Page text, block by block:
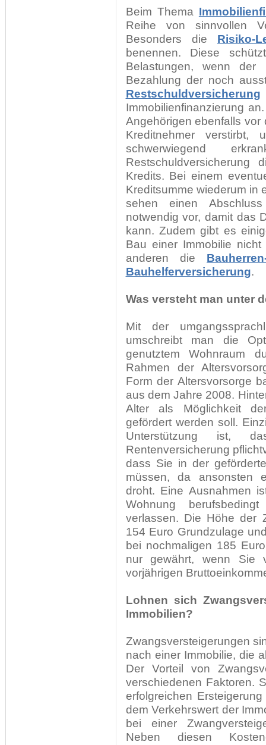
Beim Thema
Reihe von sinnvollen
Besonders die Risiko-
benennen. Diese
Belastungen, wenn
Bezahlung der noch
Restschuldversicherung
Immobilienfinanzierung
Angehörigen ebenfalls
Kreditnehmer verstirbt,
schwerwiegend
Kredits. Bei einem
Kreditsumme wiederum in
sehen einen
notwendig vor, damit das
kann. Zudem gibt es
Bau einer Immobilie
anderen die
Bauhelferversicherung.
Was versteht man unter
Mit der
umschreibt man die
genutztem Wohnraum
Rahmen der
Form der Altersvorsorge
aus dem Jahre 2008.
Alter als Möglichkeit
gefördert werden soll.
Unterstützung ist,
Rentenversicherung
dass Sie in der
müssen, da ansonsten
droht. Eine Ausnahmen
Wohnung
verlassen. Die Höhe der
154 Euro Grundzulage
bei nochmaligen 185
nur gewährt, wenn Sie
vorjährigen
Lohnen sich
Immobilien?
Zwangsversteigerungen
nach einer Immobilie, die
Der Vorteil von
verschiedenen Faktoren.
erfolgreichen
dem Verkehrswert der
bei einer
Neben diesen